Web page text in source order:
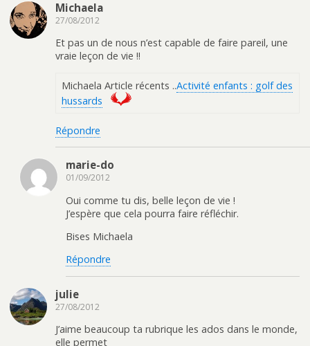
Michaela
27/08/2012
Et pas un de nous n’est capable de faire pareil, une
vraie leçon de vie !!
Michaela Article récents ..Activité enfants : golf des
hussards
Répondre
marie-do
01/09/2012
Oui comme tu dis, belle leçon de vie !
J’espère que cela pourra faire réfléchir.
Bises Michaela
Répondre
julie
27/08/2012
J’aime beaucoup ta rubrique les ados dans le monde,
elle permet